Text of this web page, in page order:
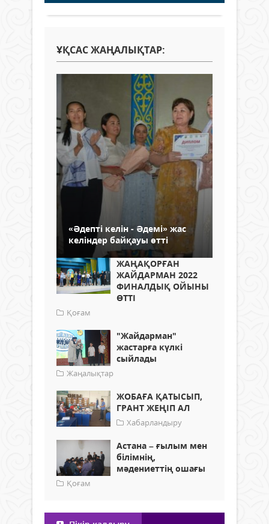
ҰҚСАС ЖАҢАЛЫҚТАР:
«Әдепті келін - Әдемі» жас
келіндер байқауы өтті
ЖАҢАҚОРҒАН
ЖАЙДАРМАН 2022
ФИНАЛДЫҚ ОЙЫНЫ
ӨТТІ
Қоғам
"Жайдарман"
жастарға күлкі
сыйлады
Жаңалықтар
ЖОБАҒА ҚАТЫСЫП,
ГРАНТ ЖЕҢІП АЛ
Хабарландыру
Астана – ғылым мен
білімнің,
мәдениеттің ошағы
Қоғам